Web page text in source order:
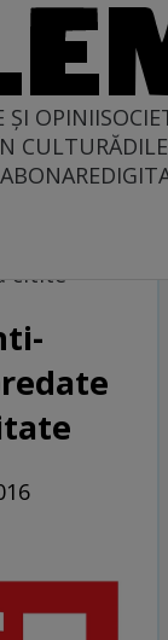
ȘI OPINII
CULTURĂ
ABONARE
citite